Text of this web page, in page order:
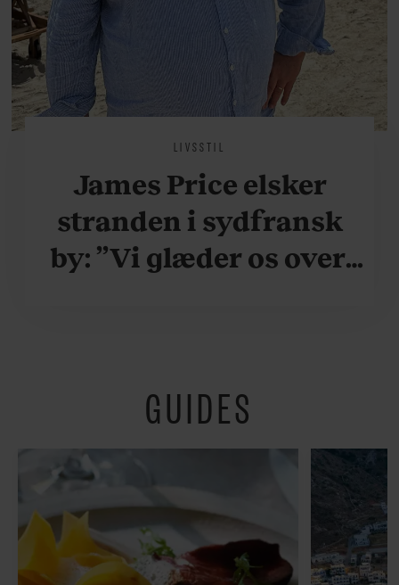
LIVSSTIL
James Price elsker
stranden i sydfransk
by: ”Vi glæder os over,
fredeligt”
GUIDES